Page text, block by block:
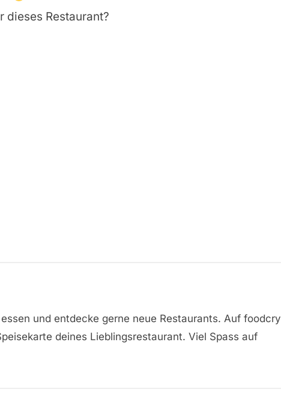
dieses Restaurant?
und entdecke gerne neue Restaurants. Auf foodcry
deines Lieblingsrestaurant. Viel Spass auf